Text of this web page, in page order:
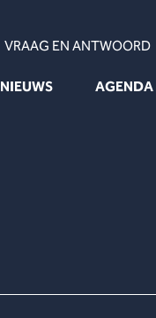
NIEUWS AGENDA
VRAAG EN ANTWOORD